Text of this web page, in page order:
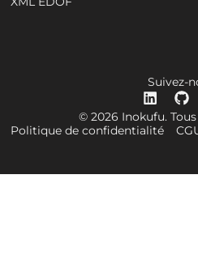
Suivez-
© 2026 Inokufu.
Politique de confidentialité